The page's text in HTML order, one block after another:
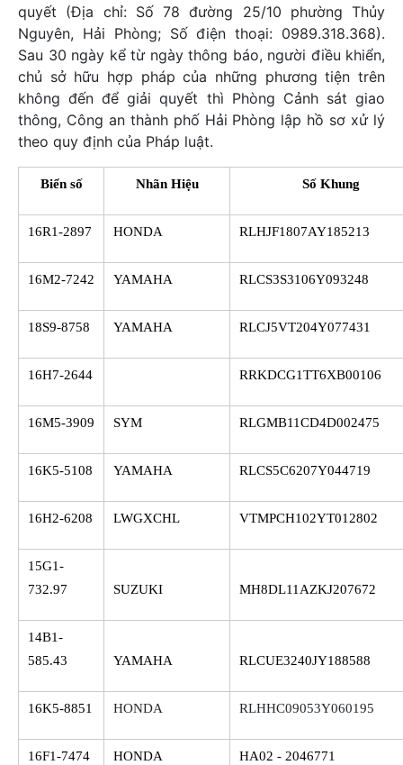
quyết (Địa chỉ: Số 78 đường 25/10 phường Thủy
Nguyên, Hải Phòng; Số điện thoại: 0989.318.368).
Sau 30 ngày kể từ ngày thông báo, người điều khiển,
chủ sở hữu hợp pháp của những phương tiện trên
không đến để giải quyết thì Phòng Cảnh sát giao
thông, Công an thành phố Hải Phòng lập hồ sơ xử lý
theo quy định của Pháp luật.
Biển số Nhãn Hiệu Số Khung
16R1-2897 HONDA RLHJF1807AY185213
16M2-7242 YAMAHA RLCS3S3106Y093248
18S9-8758 YAMAHA RLCJ5VT204Y077431
16H7-2644 RRKDCG1TT6XB00106
16M5-3909 SYM RLGMB11CD4D002475
16K5-5108 YAMAHA RLCS5C6207Y044719
16H2-6208 LWGXCHL VTMPCH102YT012802
15G1-
732.97
SUZUKI MH8DL11AZKJ207672
14B1-
585.43
YAMAHA RLCUE3240JY188588
16K5-8851 HONDA RLHHC09053Y060195
16F1-7474 HONDA HA02 - 2046771